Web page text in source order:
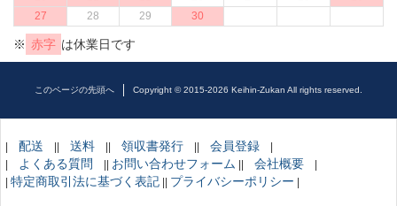
27
28 29 30
※ 赤字 は休業日です
このページの先頭へ Copyright © 2015-2026 Keihin-Zukan All rights reserved.
配送 送料 領収書発行 会員登録
よくある質問 お問い合わせフォーム 会社概要
特定商取引法に基づく表記 プライバシーポリシー